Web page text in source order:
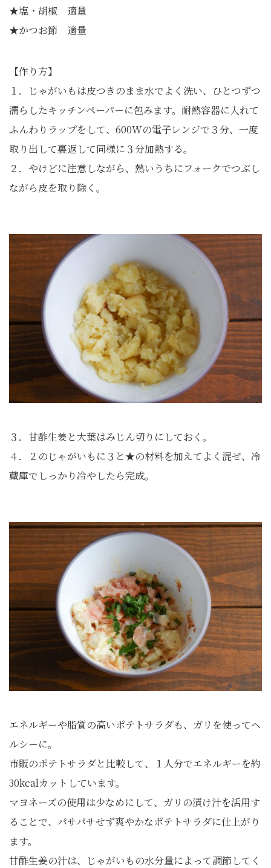
★塩・胡椒 適量
★かつお節 適量
【作り方】
１．じゃがいもは皮つきのまま水でよく洗い、ひとつずつ
濡らしたキッチンペーパーに包みます。耐熱容器に入れて
ふんわりラップをして、600Wの電子レンジで３分、一度
取り出して裏返して同様に３分加熱する。
２．やけどに注意しながら、熱いうちにフォークでつぶし
ながら皮を取り除く。
３．甘酢生姜と大葉はみじん切りにしておく。
４．２のじゃがいもに３と★の材料を加えてよく混ぜ、冷
蔵庫でしっかり冷やしたら完成。
エネルギーや脂質の高いポテトサラダも、ガリを使ってヘ
ルシーに。
市販のポテトサラダと比較して、１人分でエネルギーを約
30kcalカットしています。
マヨネーズの使用は少なめにして、ガリの漬け汁を活用す
ることで、パサパサせず爽やかなポテトサラダに仕上がり
ます。
甘酢生姜の汁は、じゃがいもの水分量によって調節してく